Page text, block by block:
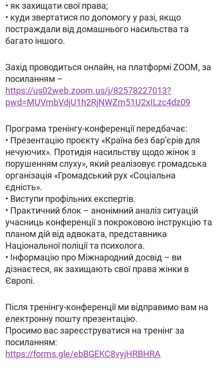
• як захищати свої права;
• куди звертатися по допомогу у разі, якщо
постраждали від домашнього насильства та
багато іншого.
Захід проводиться онлайн, на платформі ZOOM, за
посиланням –
https://us02web.zoom.us/j/82578227013?
pwd=MUVmbVdjU1h2RjNWZm51U2xILzc4dz09
Програма тренінгу-конференції передбачає:
• Презентацію проєкту «Країна без бар’єрів для
нечуючих». Протидія насильству щодо жінок з
порушенням слуху», який реалізовує громадська
організація «Громадський рух «Соціальна
єдність».
• Виступи профільних експертів.
• Практичний блок – анонімний аналіз ситуацій
учасниць конференції з покроковою інструкцію та
планом дій від адвоката, представника
Національної поліції та психолога.
• Інформацію про Міжнародний досвід – ви
дізнаєтеся, як захищають свої права жінки в
Європі.
Після тренінгу-конференції ми відправимо вам на
електронну пошту презентацію.
Просимо вас зареєструватися на тренінг за
посиланням:
https://forms.gle/ebBGEKC8vyjHRBHRA